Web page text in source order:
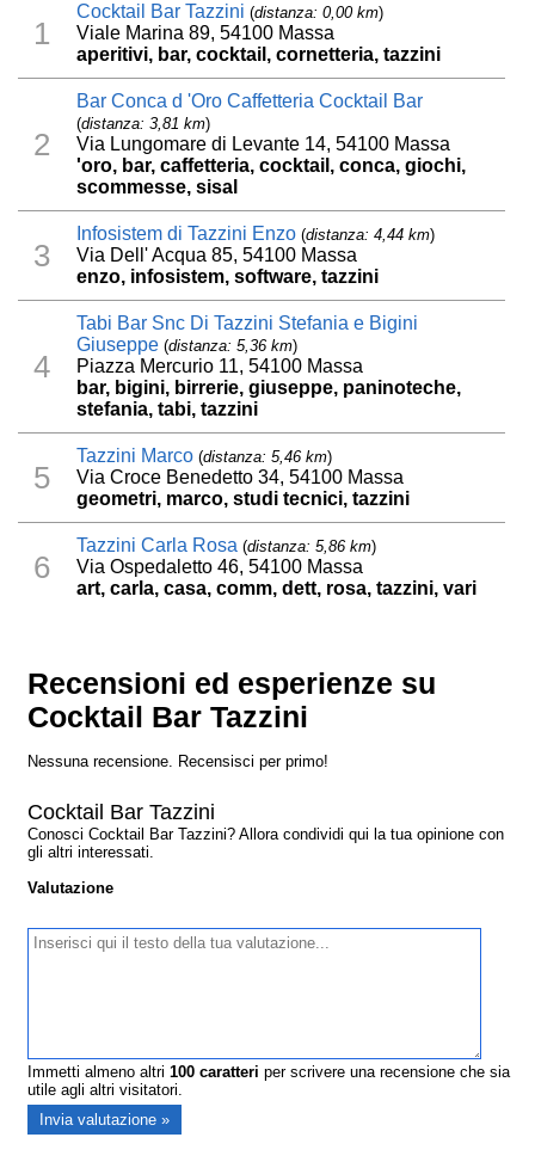
1
Cocktail Bar Tazzini (distanza: 0,00 km)
Viale Marina 89, 54100 Massa
aperitivi, bar, cocktail, cornetteria, tazzini
2
Bar Conca d 'Oro Caffetteria Cocktail Bar
(distanza: 3,81 km)
Via Lungomare di Levante 14, 54100 Massa
'oro, bar, caffetteria, cocktail, conca, giochi,
scommesse, sisal
3
Infosistem di Tazzini Enzo (distanza: 4,44 km)
Via Dell' Acqua 85, 54100 Massa
enzo, infosistem, software, tazzini
4
Tabi Bar Snc Di Tazzini Stefania e Bigini
Giuseppe (distanza: 5,36 km)
Piazza Mercurio 11, 54100 Massa
bar, bigini, birrerie, giuseppe, paninoteche,
stefania, tabi, tazzini
5
Tazzini Marco (distanza: 5,46 km)
Via Croce Benedetto 34, 54100 Massa
geometri, marco, studi tecnici, tazzini
6
Tazzini Carla Rosa (distanza: 5,86 km)
Via Ospedaletto 46, 54100 Massa
art, carla, casa, comm, dett, rosa, tazzini, vari
Recensioni ed esperienze su
Cocktail Bar Tazzini
Nessuna recensione. Recensisci per primo!
Cocktail Bar Tazzini
Conosci Cocktail Bar Tazzini? Allora condividi qui la tua opinione con
gli altri interessati.
Valutazione
Immetti almeno altri100 caratteri per scrivere una recensione che sia
utile agli altri visitatori.